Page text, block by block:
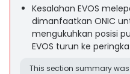
Kesalahan EVOS
dimanfaatkan ONIC
mengukuhkan posisi
EVOS turun ke
This section summary